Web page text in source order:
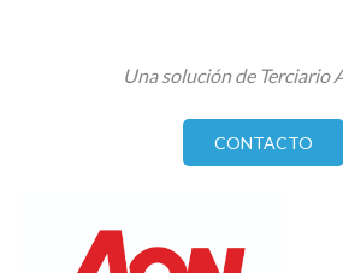
Una solución de Terciario
CONTACTO